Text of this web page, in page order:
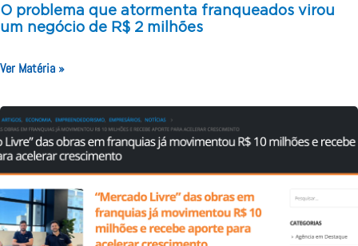
O problema que atormenta franqueados virou
um negócio de R$ 2 milhões
Ver Matéria »